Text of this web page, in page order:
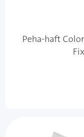
Peha-haft